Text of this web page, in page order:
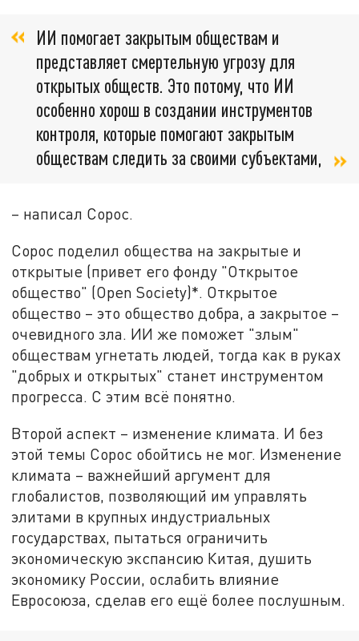
ИИ помогает закрытым обществам и
представляет смертельную угрозу для
открытых обществ. Это потому, что ИИ
особенно хорош в создании инструментов
контроля, которые помогают закрытым
обществам следить за своими субъектами,
– написал Сорос.
Сорос поделил общества на закрытые и
открытые (привет его фонду "Открытое
общество" (Open Society)*. Открытое
общество – это общество добра, а закрытое –
очевидного зла. ИИ же поможет "злым"
обществам угнетать людей, тогда как в руках
"добрых и открытых" станет инструментом
прогресса. С этим всё понятно.
Второй аспект – изменение климата. И без
этой темы Сорос обойтись не мог. Изменение
климата – важнейший аргумент для
глобалистов, позволяющий им управлять
элитами в крупных индустриальных
государствах, пытаться ограничить
экономическую экспансию Китая, душить
экономику России, ослабить влияние
Евросоюза, сделав его ещё более послушным.